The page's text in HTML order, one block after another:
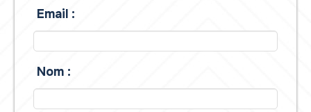
Email :
Nom :